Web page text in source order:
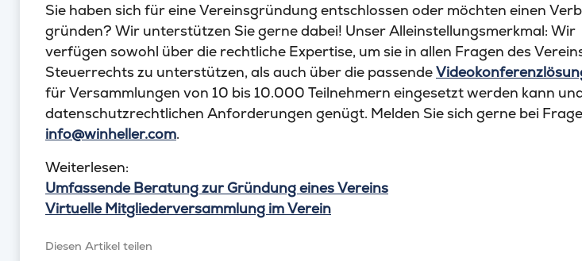
Sie haben sich für eine Vereinsgründung entschlossen oder möchten einen
gründen? Wir unterstützen Sie gerne dabei! Unser Alleinstellungsmerkmal: Wir
verfügen sowohl über die rechtliche Expertise, um sie in allen Fragen des
Steuerrechts zu unterstützen, als auch über die passende
für Versammlungen von 10 bis 10.000 Teilnehmern eingesetzt werden kann
datenschutzrechtlichen Anforderungen genügt. Melden Sie sich gerne bei
info@winheller.com.
Weiterlesen:
Umfassende Beratung zur Gründung eines Vereins
Virtuelle Mitgliederversammlung im Verein
Diesen Artikel teilen